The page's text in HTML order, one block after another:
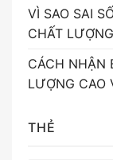
VÌ SAO SAI
CHẤT
CÁCH NHẬN
LƯỢNG CAO
THẺ